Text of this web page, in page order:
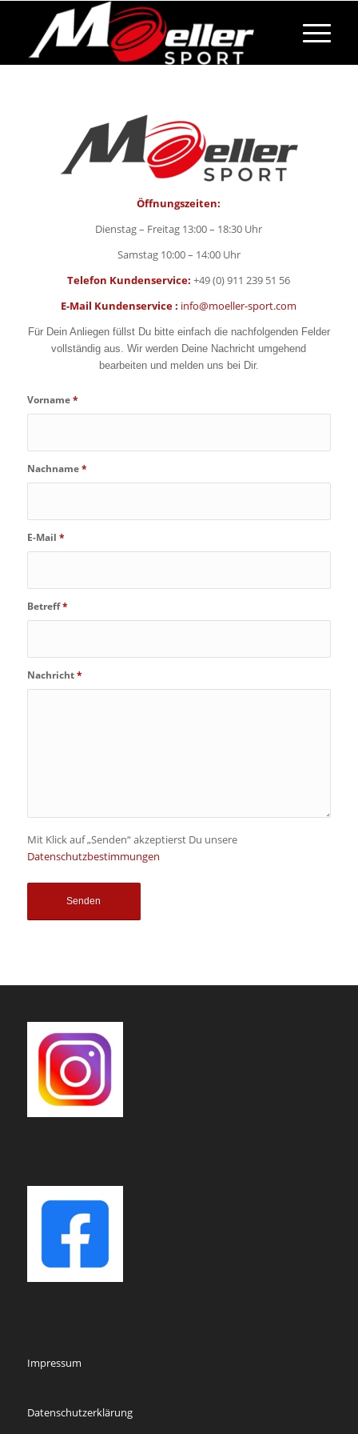
Öffnungszeiten:
Dienstag – Freitag 13:00 – 18:30 Uhr
Samstag 10:00 – 14:00 Uhr
Telefon Kundenservice: +49 (0) 911 239 51 56
E-Mail Kundenservice : info@moeller-sport.com
Für Dein Anliegen füllst Du bitte einfach die nachfolgenden Felder
vollständig aus. Wir werden Deine Nachricht umgehend
bearbeiten und melden uns bei Dir.
Vorname*
Nachname*
E-Mail *
Betreff*
Nachricht*
Mit Klick auf „Senden“ akzeptierst Du unsere
Datenschutzbestimmungen
Impressum
Datenschutzerklärung